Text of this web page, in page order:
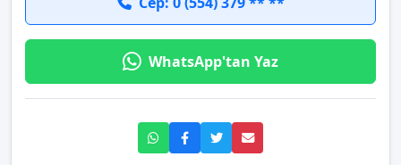
WhatsApp'tan Yaz